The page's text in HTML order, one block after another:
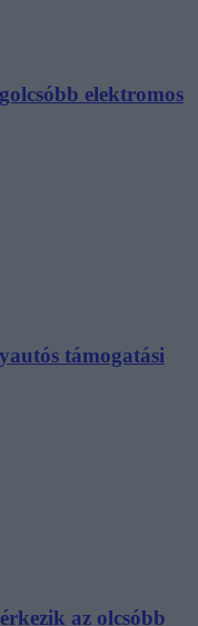
elektromos
támogatási
az olcsóbb